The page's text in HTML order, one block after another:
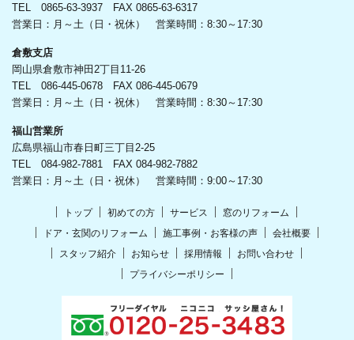
TEL 0865-63-3937 FAX 0865-63-6317
営業日：月～土（日・祝休） 営業時間：8:30～17:30
倉敷支店
岡山県倉敷市神田2丁目11-26
TEL 086-445-0678 FAX 086-445-0679
営業日：月～土（日・祝休） 営業時間：8:30～17:30
福山営業所
広島県福山市春日町三丁目2-25
TEL 084-982-7881 FAX 084-982-7882
営業日：月～土（日・祝休） 営業時間：9:00～17:30
トップ 初めての方 サービス 窓のリフォーム
ドア・玄関のリフォーム 施工事例・お客様の声 会社概要
スタッフ紹介 お知らせ 採用情報 お問い合わせ
プライバシーポリシー